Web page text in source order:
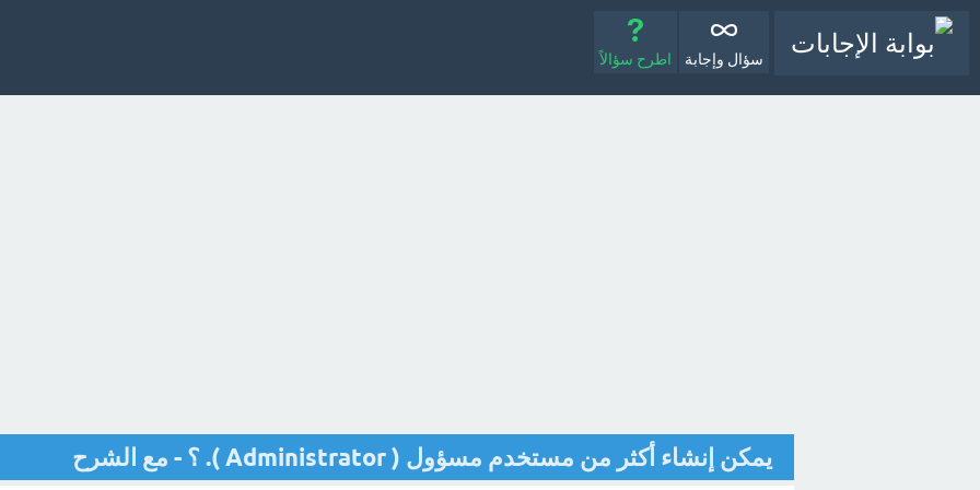
سؤال وإجابة اطرح سؤالاً
يمكن إنشاء أكثر من مستخدم مسؤول ( Administrator ). ؟ - مع الشرح